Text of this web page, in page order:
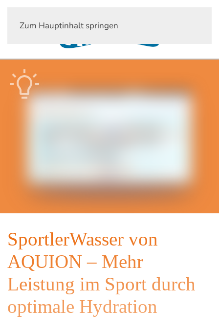
Zum Hauptinhalt springen
SportlerWasser von
AQUION – Mehr
Leistung im Sport durch
optimale Hydration